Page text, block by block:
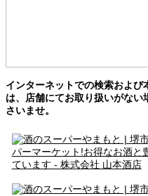
インターネットでの検索およ
は、店舗にてお取り扱いがな
さいませ。